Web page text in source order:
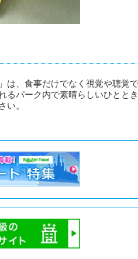
は、食事だけでなく視覚や聴覚
るパーク内で素晴らしいひとと
い。